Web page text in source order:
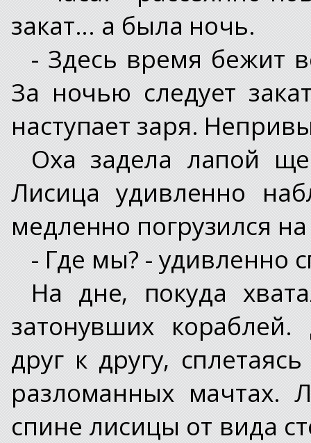
закат... а была ночь.
- Здесь время бежит
За ночью следует
наступает заря.
Оха задела лапой
Лисица удивленно
медленно погрузился
- Где мы? - удивленно
На дне, покуда
затонувших
друг к другу,
разломанных мачтах.
спине лисицы от вида